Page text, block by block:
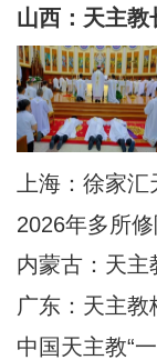
山西：天主
上海：徐家
2026年多所
内蒙古：天主
主教祝圣典礼
广东：天主
礼
中国天主教“